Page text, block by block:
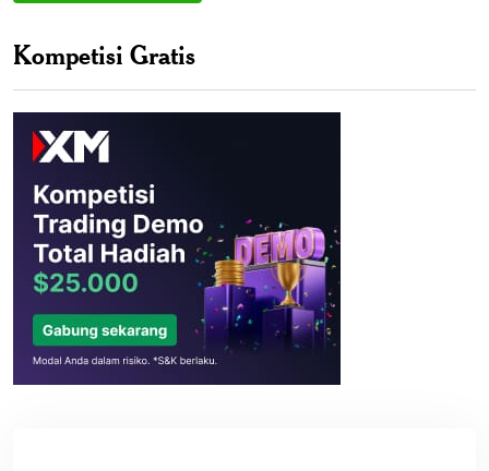
Kompetisi Gratis